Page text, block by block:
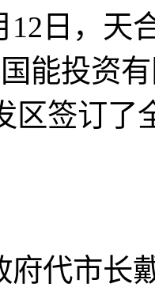
日，天
能投资
区签订了
代市长戴